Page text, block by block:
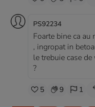
PS92234
Foarte bine ca
, ingropat in
le trebuie case
?
5 9 1